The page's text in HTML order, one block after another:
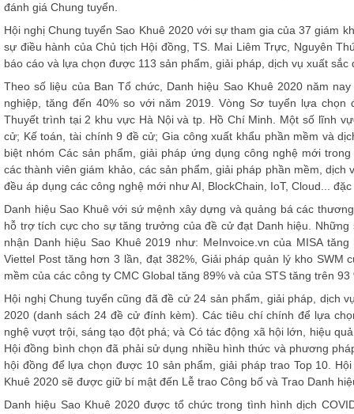
đánh giá Chung tuyển.
Hội nghị Chung tuyển Sao Khuê 2020 với sự tham gia của 37 giám
sự điều hành của Chủ tịch Hội đồng, TS. Mai Liêm Trực, Nguyên
báo cáo và lựa chọn được 113 sản phẩm, giải pháp, dịch vụ xuất
Theo số liệu của Ban Tổ chức, Danh hiệu Sao Khuê 2020 năm
nghiệp, tăng đến 40% so với năm 2019. Vòng Sơ tuyển lựa
Thuyết trình tại 2 khu vực Hà Nội và tp. Hồ Chí Minh. Một số lĩnh
cử; Kế toán, tài chính 9 đề cử; Gia công xuất khẩu phần mềm và
biệt nhómCác sản phẩm, giải pháp ứng dụng công nghệ mới
các thành viên giám khảo, các sản phẩm, giải pháp phần mềm,
đều áp dụng các công nghệ mới như AI, BlockChain, IoT, Cloud...
Danh hiệu Sao Khuê với sứ mệnh xây dựng và quảng bá các
hỗ trợ tích cực cho sự tăng trưởng của đề cử đạt Danh hiệu.
nhận Danh hiệu Sao Khuê 2019 như: MeInvoice.vn của MISA
Viettel Post tăng hơn 3 lần, đạt 382%, Giải pháp quản lý kho SWM
mềm của các công ty CMC Global tăng 89% và của STS tăng trên 93
Hội nghị Chung tuyển cũng đã đề cử 24 sản phẩm, giải pháp, dịch
2020 (danh sách 24 đề cử đính kèm). Các tiêu chí chính để lựa
nghệ vượt trội, sáng tạo đột phá; và Có tác động xã hội lớn, hiệu
Hội đồng bình chọn đã phải sử dụng nhiều hình thức và phương
hội đồng để lựa chọn được 10 sản phẩm, giải pháp trao Top 10.
Khuê 2020 sẽ được giữ bí mật đến Lễ trao Công bố và Trao Danh
Danh hiệu Sao Khuê 2020 được tổ chức trong tình hình dịch